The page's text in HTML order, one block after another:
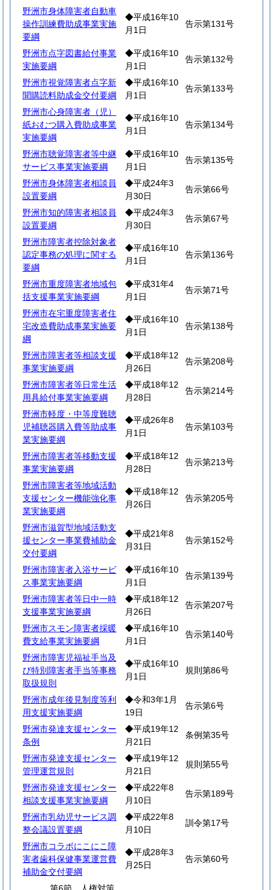
野洲市身体障害者自動車
操作訓練費助成事業実施
要綱
◆平成16年10
月1日
告示第131号
野洲市点字図書給付事業
実施要綱
◆平成16年10
月1日
告示第132号
野洲市視覚障害者点字新
聞購読料助成金交付要綱
◆平成16年10
月1日
告示第133号
野洲市心身障害者（児）
紙おむつ購入費助成事業
実施要綱
◆平成16年10
月1日
告示第134号
野洲市聴覚障害者等中継
サービス事業実施要綱
◆平成16年10
月1日
告示第135号
野洲市身体障害者相談員
設置要綱
◆平成24年3
月30日
告示第66号
野洲市知的障害者相談員
設置要綱
◆平成24年3
月30日
告示第67号
野洲市障害者控除対象者
認定事務の処理に関する
要綱
◆平成16年10
月1日
告示第136号
野洲市重度障害者地域包
括支援事業実施要綱
◆平成31年4
月1日
告示第71号
野洲市在宅重度障害者住
宅改造費助成事業実施要
綱
◆平成16年10
月1日
告示第138号
野洲市障害者等相談支援
事業実施要綱
◆平成18年12
月26日
告示第208号
野洲市障害者等日常生活
用具給付事業実施要綱
◆平成18年12
月28日
告示第214号
野洲市軽度・中等度難聴
児補聴器購入費等助成事
業実施要綱
◆平成26年8
月1日
告示第103号
野洲市障害者等移動支援
事業実施要綱
◆平成18年12
月28日
告示第213号
野洲市障害者等地域活動
支援センター機能強化事
業実施要綱
◆平成18年12
月26日
告示第205号
野洲市滋賀型地域活動支
援センター事業費補助金
交付要綱
◆平成21年8
月31日
告示第152号
野洲市障害者入浴サービ
ス事業実施要綱
◆平成16年10
月1日
告示第139号
野洲市障害者等日中一時
支援事業実施要綱
◆平成18年12
月26日
告示第207号
野洲市スモン障害者採暖
費支給事業実施要綱
◆平成16年10
月1日
告示第140号
野洲市障害児福祉手当及
び特別障害者手当等事務
取扱規則
◆平成16年10
月1日
規則第86号
野洲市成年後見制度等利
用支援実施要綱
◆令和3年1月
19日
告示第6号
野洲市発達支援センター
条例
◆平成19年12
月21日
条例第35号
野洲市発達支援センター
管理運営規則
◆平成19年12
月21日
規則第55号
野洲市発達支援センター
相談支援事業実施要綱
◆平成22年8
月10日
告示第189号
野洲市乳幼児サービス調
整会議設置要綱
◆平成22年8
月10日
訓令第17号
野洲市コラボにこにこ障
害者歯科保健事業運営費
補助金交付要綱
◆平成28年3
月25日
告示第60号